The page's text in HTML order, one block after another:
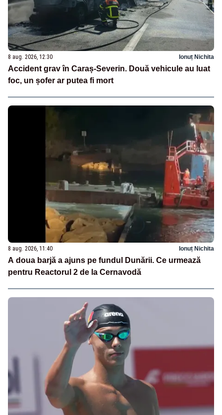
8 aug. 2026, 12:30 Ionuț Nichita
Accident grav în Caraș-Severin. Două vehicule au luat
foc, un șofer ar putea fi mort
8 aug. 2026, 11:40 Ionuț Nichita
A doua barjă a ajuns pe fundul Dunării. Ce urmează
pentru Reactorul 2 de la Cernavodă